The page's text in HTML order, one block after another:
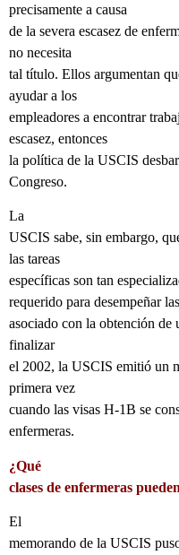
precisamente a causa
de la severa escasez de
no necesita
tal título. Ellos argumentan
ayudar a los
empleadores a encontrar
escasez, entonces
la política de la USCIS
Congreso.
La
USCIS sabe, sin embargo,
las tareas
específicas son tan
requerido para desempeñar
asociado con la obtención
finalizar
el 2002, la USCIS emitió un
primera vez
cuando las visas H-1B se
enfermeras.
¿Qué
clases de enfermeras
El
memorando de la USCIS